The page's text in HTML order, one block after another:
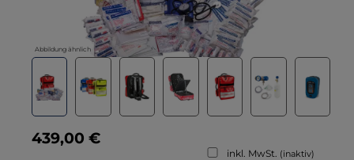
Abbildung ähnlich
Regulärer Preis:
439,00 €
inkl. MwSt. (inaktiv)